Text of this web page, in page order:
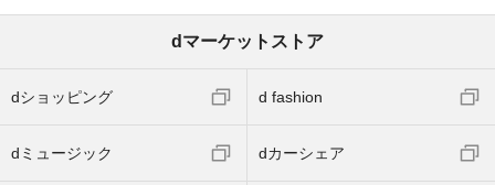
dマーケットストア
dショッピング d fashion
dミュージック dカーシェア